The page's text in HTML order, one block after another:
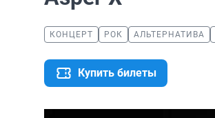
КОНЦЕРТ РОК АЛЬТЕРНАТИВА
Купить билеты